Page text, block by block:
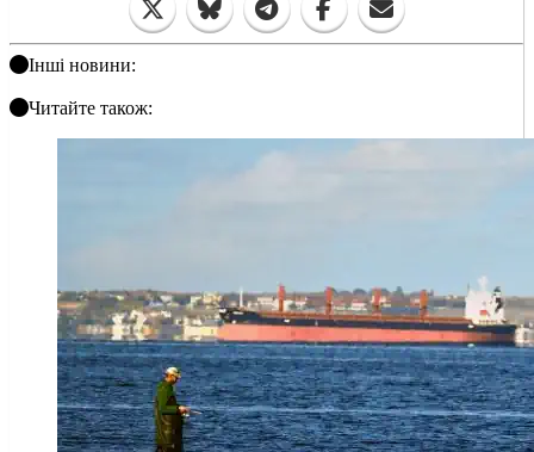
Інші новини:
Читайте також: